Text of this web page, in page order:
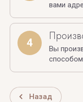
вами
4
Вы
способом
Назад